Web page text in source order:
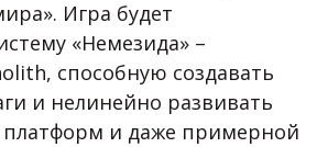
Игра будет
«Немезида» –
способную создавать
и нелинейно развивать
платформ и даже примерной